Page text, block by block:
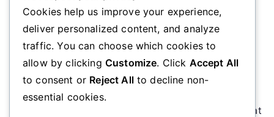
Běžné chyby, kterým se vyhnout
Sportovci často dělají chyby, které brání jejich
výkonnosti při střelbě. Běžné pasti zahrnují
nesprávný postoj, spěchání s výstřely a opomíjení
pokračování po výstřelu. Zaměření se na tyto prvky
během praxe může pomoci sportovcům identifikovat
Cookies help us improve your experience,
deliver personalized content, and analyze
traffic. You can choose which cookies to
allow by clicking Customize. Click Accept All
to consent or Reject Allto decline non-
essential cookies.